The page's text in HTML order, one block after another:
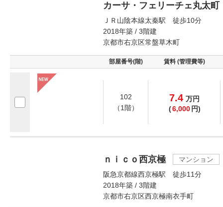
カーサ・フェリーチェ丸太町
ＪＲ山陰本線太秦駅 徒歩10分
2018年築 / 3階建
京都市右京区常盤草木町
部屋番号(階) 賃料 (管理費等)
102
（1階）
7.4 万円
(6,000 円)
ｎｉｃｏ西京極
マンション
阪急京都線西京極駅 徒歩11分
2018年築 / 3階建
京都市右京区西京極南衣手町